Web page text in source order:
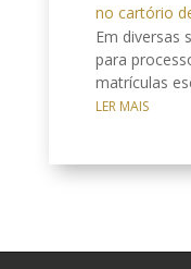
no cartório
Em diversas
para
matrículas
LER MAIS